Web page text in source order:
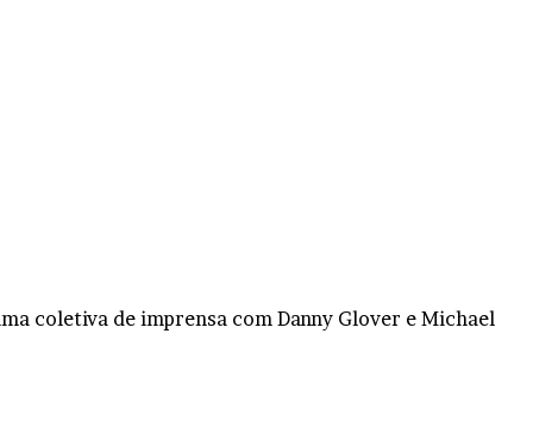
coletiva de imprensa com Danny Glover e Michael